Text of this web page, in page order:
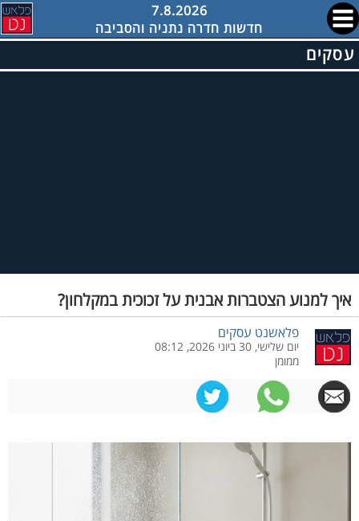
7.8.2026
חדשות חדרה נתניה והסביבה
עסקים
איך למנוע הצטברות אבנית על זכוכית במקלחון?
פלאשנט עסקים
יום שלישי, 30 ביוני 2026, 08:12
ממומן